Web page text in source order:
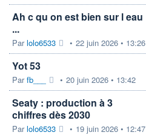
Ah c qu on est bien sur l eau
...
Parlolo6533 • 22 juin 2026 • 13:26
Yot 53
Parfb___ • 20 juin 2026 • 13:42
Seaty : production à 3
chiffres dès 2030
Parlolo6533 • 19 juin 2026 • 12:47